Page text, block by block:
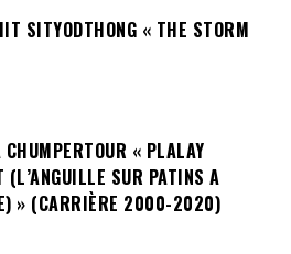
SITYODTHONG « THE STORM
« PLALAY
(L’ANGUILLE SUR PATINS A
» (CARRIÈRE 2000-2020)